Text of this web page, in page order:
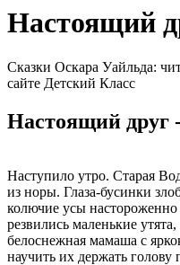
Настоящий
Сказки Оскара Уайльда:
сайте Детский Класс
Настоящий друг
Наступило утро. Старая
из норы. Глаза-бусинки
колючие усы
резвились маленькие
белоснежная мамаша с
научить их держать голову